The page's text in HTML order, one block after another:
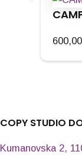
600,00
COPY STUDIO
Kumanovska 2,